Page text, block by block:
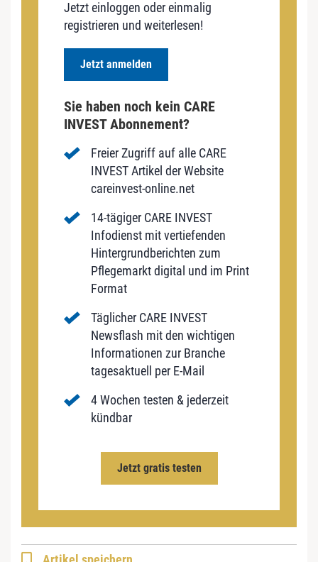
Jetzt einloggen oder einmalig
registrieren und weiterlesen!
Jetzt anmelden
Sie haben noch kein CARE
INVEST Abonnement?
Freier Zugriff auf alle CARE
INVEST Artikel der Website
careinvest-online.net
14-tägiger CARE INVEST
Infodienst mit vertiefenden
Hintergrundberichten zum
Pflegemarkt digital und im Print
Format
Täglicher CARE INVEST
Newsflash mit den wichtigen
Informationen zur Branche
tagesaktuell per E-Mail
4 Wochen testen & jederzeit
kündbar
Jetzt gratis testen